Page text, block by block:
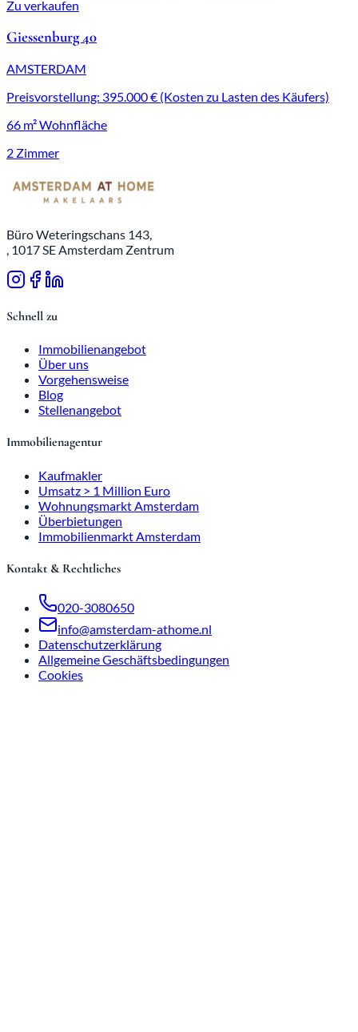
Zu verkaufen
Giessenburg 40
AMSTERDAM
Preisvorstellung: 395.000 € (Kosten zu Lasten des Käufers)
66 m² Wohnfläche
2 Zimmer
Büro Weteringschans 143,
, 1017 SE Amsterdam Zentrum
Schnell zu
Immobilienangebot
Über uns
Vorgehensweise
Blog
Stellenangebot
Immobilienagentur
Kaufmakler
Umsatz > 1 Million Euro
Wohnungsmarkt Amsterdam
Überbietungen
Immobilienmarkt Amsterdam
Kontakt & Rechtliches
020-3080650
info@amsterdam-athome.nl
Datenschutzerklärung
Allgemeine Geschäftsbedingungen
Cookies